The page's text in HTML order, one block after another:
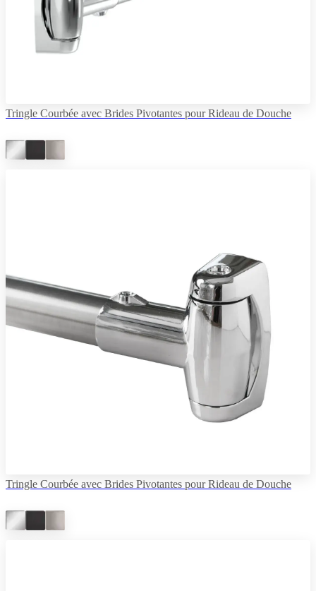
Tringle Courbée avec Brides Pivotantes pour Rideau de Douche
Tringle Courbée avec Brides Pivotantes pour Rideau de Douche